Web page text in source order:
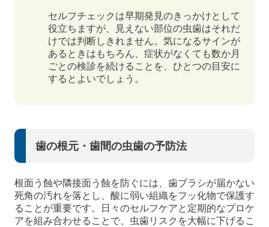
セルフチェックは早期発見のきっかけとして
役立ちますが、見えない部位の虫歯はそれだ
けでは判断しきれません。気になるサインが
あるときはもちろん、症状がなくても数か月
ごとの検診を続けることを、ひとつの目安に
するとよいでしょう。
歯の根元・歯間の虫歯の予防法
根面う蝕や隣接面う蝕を防ぐには、歯ブラシが届かない
死角の汚れを落とし、酸に弱い組織をフッ化物で保護す
ることが重要です。日々のセルフケアと定期的なプロケ
アを組み合わせることで、虫歯リスクを大幅に下げるこ